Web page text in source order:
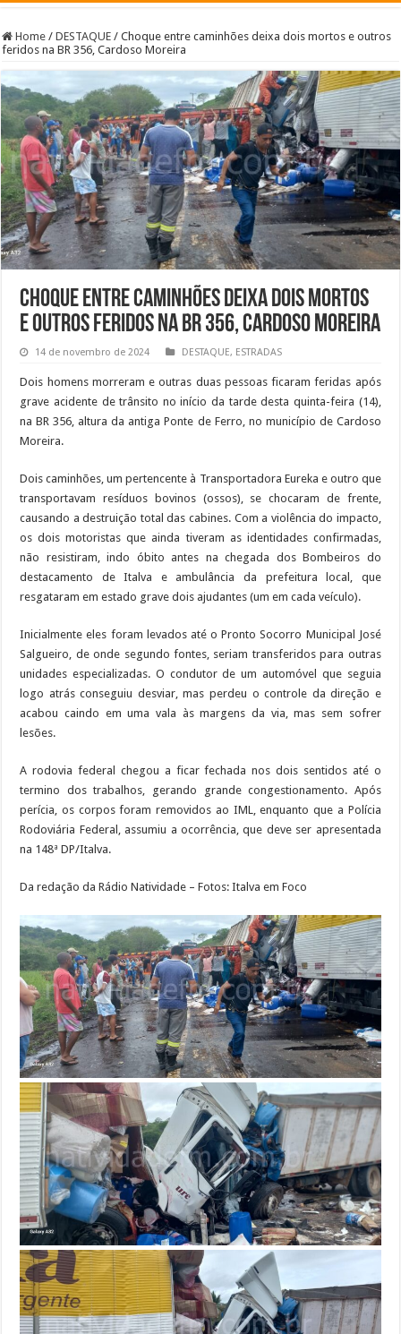
Home / DESTAQUE / Choque entre caminhões deixa dois mortos e outros
feridos na BR 356, Cardoso Moreira
Choque entre caminhões deixa dois mortos
e outros feridos na BR 356, Cardoso Moreira
14 de novembro de 2024 DESTAQUE, ESTRADAS
Dois homens morreram e outras duas pessoas ficaram feridas após
grave acidente de trânsito no início da tarde desta quinta-feira (14),
na BR 356, altura da antiga Ponte de Ferro, no município de Cardoso
Moreira.
Dois caminhões, um pertencente à Transportadora Eureka e outro que
transportavam resíduos bovinos (ossos), se chocaram de frente,
causando a destruição total das cabines. Com a violência do impacto,
os dois motoristas que ainda tiveram as identidades confirmadas,
não resistiram, indo óbito antes na chegada dos Bombeiros do
destacamento de Italva e ambulância da prefeitura local, que
resgataram em estado grave dois ajudantes (um em cada veículo).
Inicialmente eles foram levados até o Pronto Socorro Municipal José
Salgueiro, de onde segundo fontes, seriam transferidos para outras
unidades especializadas. O condutor de um automóvel que seguia
logo atrás conseguiu desviar, mas perdeu o controle da direção e
acabou caindo em uma vala às margens da via, mas sem sofrer
lesões.
A rodovia federal chegou a ficar fechada nos dois sentidos até o
termino dos trabalhos, gerando grande congestionamento. Após
perícia, os corpos foram removidos ao IML, enquanto que a Polícia
Rodoviária Federal, assumiu a ocorrência, que deve ser apresentada
na 148ª DP/Italva.
Da redação da Rádio Natividade – Fotos: Italva em Foco